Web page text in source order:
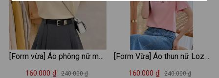
[Form vừa] Áo phông nữ màu
Be nhiều mẫu - Loza G0467
160.000 ₫ 240.000 ₫
[Form Vừa] Áo thun nữ Loza
hình tim nhiều màu chất liệu
160.000 ₫ 240.000 ₫